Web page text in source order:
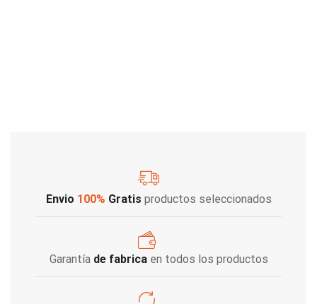
Envio 100% Gratis productos seleccionados
Garantía de fabricaen todos los productos